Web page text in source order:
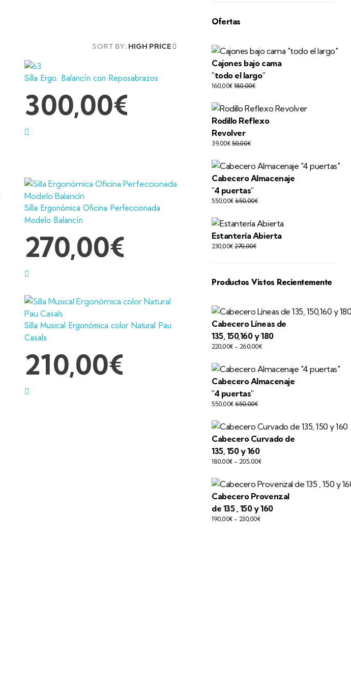
SORT BY: HIGH PRICE
Silla Ergo. Balancín con Reposabrazos
300,00€
Silla Ergonómica Oficina Perfeccionada
Modelo Balancín
270,00€
Silla Musical Ergonómica color Natural Pau
Casals
210,00€
Ofertas
Cajones bajo cama
"todo el largo"
160,00€ 180,00€
Rodillo Reflexo
Revolver
39,00€ 50,00€
Cabecero Almacenaje
"4 puertas"
550,00€ 650,00€
Estantería Abierta
230,00€ 270,00€
Productos Vistos Recientemente
Cabecero Líneas de
135, 150,160 y 180
220,00€ - 260,00€
Cabecero Almacenaje
"4 puertas"
550,00€ 650,00€
Cabecero Curvado de
135, 150 y 160
180,00€ - 205,00€
Cabecero Provenzal
de 135 , 150 y 160
190,00€ - 230,00€